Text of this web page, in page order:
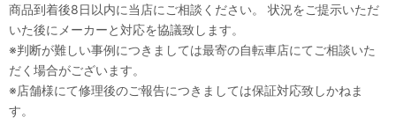
商品到着後8日以内に当店にご相談ください。 状況をご提示いただ
いた後にメーカーと対応を協議致します。
※判断が難しい事例につきましては最寄の自転車店にてご相談いた
だく場合がございます。
※店舗様にて修理後のご報告につきましては保証対応致しかねま
す。